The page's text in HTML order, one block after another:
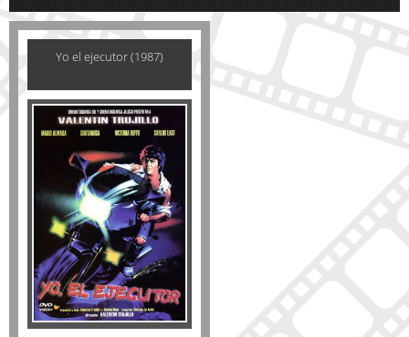
Yo el ejecutor (1987)